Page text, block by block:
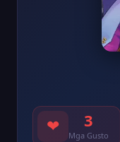
❤ 3
Mga Gusto